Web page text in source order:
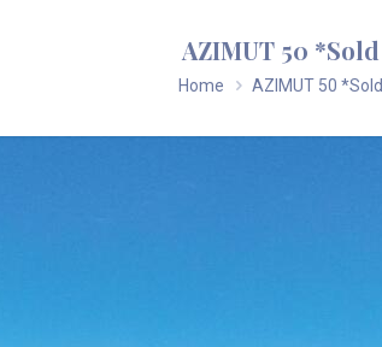
AZIMUT 50 *Sold
Home AZIMUT 50 *Sold